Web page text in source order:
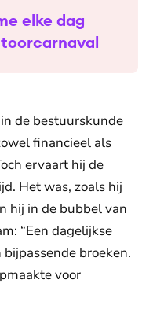
elke dag
de bestuurskunde
financieel als
ervaart hij de
Het was, zoals hij
hij in de bubbel van
“Een dagelijkse
broeken.
voor